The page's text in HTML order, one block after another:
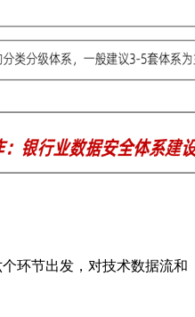
环节出发，对技术数据流和